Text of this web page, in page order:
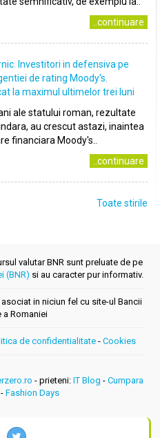
..continuare
Investitori in defensiva pe
de rating Moody's.
la maximul ultimelor trei luni
ale statului roman, rezultate
au crescut astazi, inaintea
financiara Moody's..
..continuare
Toate stirile
valutar BNR sunt preluate de pe
(BNR) si au caracter pur informativ.
in niciun fel cu site-ul Bancii
a Romaniei
de confidentialitate - Cookies
- prieteni: IT Blog - Cumpara
Fashion Days